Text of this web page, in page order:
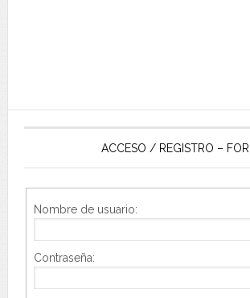
ACCESO / REGISTRO –
Nombre de usuario:
Contraseña: